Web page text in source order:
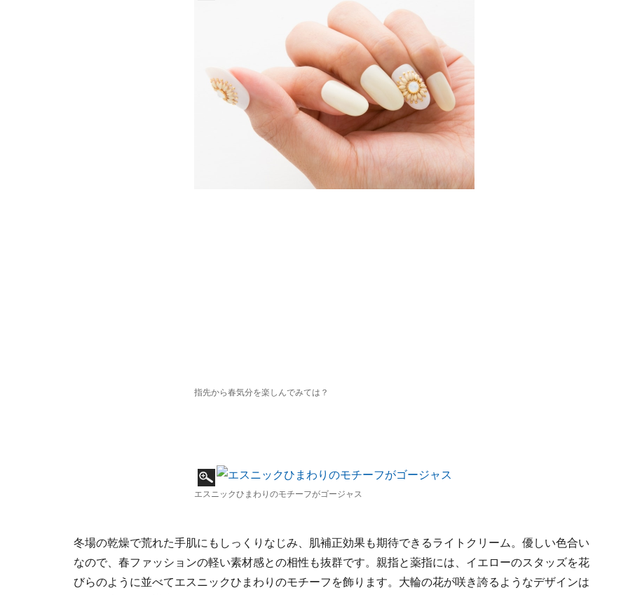
指先から春気分を楽しんでみては？
エスニックひまわりのモチーフがゴージャス
冬場の乾燥で荒れた手肌にもしっくりなじみ、肌補正効果も期待できるライトクリーム。優しい色合い
なので、春ファッションの軽い素材感との相性も抜群です。親指と薬指には、イエローのスタッズを花
びらのように並べてエスニックひまわりのモチーフを飾ります。大輪の花が咲き誇るようなデザインは